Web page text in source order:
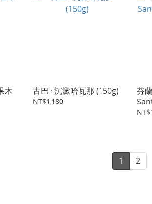
木
古巴 · 沉澱哈瓦那 (150g)
NT$1,180
芬
聯
1 2